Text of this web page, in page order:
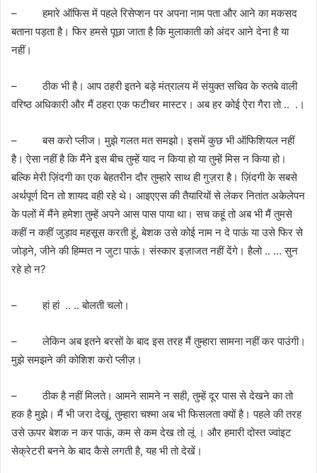
– हमारे ऑफिस में पहले रिसेप्शन पर अपना नाम पता और आने का मकसद
बताना पड़ता है। फिर हमसे पूछा जाता है कि मुलाकाती को अंदर आने देना है या
नहीं।
– ठीक भी है। आप ठहरी इतने बड़े मंत्रालय में संयुक्त सचिव के रुतबे वाली
वरिष्ठ अधिकारी और मैं ठहरा एक फटीचर मास्टर। अब हर कोई ऐरा गैरा तो .. .।
– बस करो प्लीज। मुझे गलत मत समझो। इसमें कुछ भी ऑफिशियल नहीं
है। ऐसा नहीं है कि मैंने इस बीच तुम्हें याद न किया हो या तुम्हें मिस न किया हो।
बल्कि मेरी ज़िंदगी का एक बेहतरीन दौर तुम्हारे साथ ही गुज़रा है। ज़िंदगी के सबसे
अर्थपूर्ण दिन तो शायद वही रहे थे। आइएएस की तैयारियों से लेकर नितांत अकेलेपन
के पलों में मैंने हमेशा तुम्हें अपने आस पास पाया था। सच कहूं तो अब भी मैं तुमसे
कहीं न कहीं जुड़ाव महसूस करती हूं, बेशक उसे कोई नाम न दे पाऊं या उसे फिर से
जोड़ने, जीने की हिम्मत न जुटा पाऊं। संस्कार इज़ाजत नहीं देंगे। हैलो .. … सुन
रहे हो न?
– हां हां .. .. बोलती चलो।
– लेकिन अब इतने बरसों के बाद इस तरह मैं तुम्हारा सामना नहीं कर पाउंगी।
मुझे समझने की कोशिश करो प्लीज़।
– ठीक है नहीं मिलते। आमने सामने न सही, तुम्हें दूर पास से देखने का तो
हक है मुझे। मैं भी जरा देखूं, तुम्हारा चश्मा अब भी फिसलता क्यों है। पहले की तरह
उसे ऊपर बेशक न कर पाऊं, कम से कम देख तो लूं । और हमारी दोस्त ज्वांइट
सेक्रेटरी बनने के बाद कैसे लगती है, यह भी तो देखें।